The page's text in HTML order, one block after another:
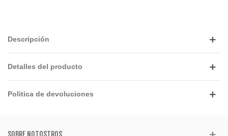
Descripción
Detalles del producto
Politica de devoluciones